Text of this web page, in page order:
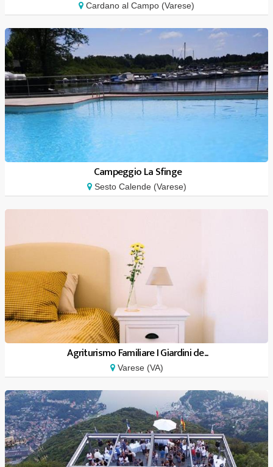
Cardano al Campo (Varese)
Campeggio La Sfinge
Sesto Calende (Varese)
Agriturismo Familiare I Giardini de...
Varese (VA)